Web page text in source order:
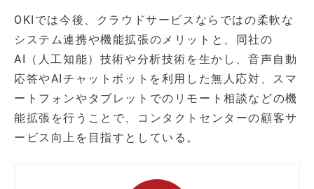
OKIでは今後、クラウドサービスならではの柔軟な
システム連携や機能拡張のメリットと、同社の
AI（人工知能）技術や分析技術を生かし、音声自動
応答やAIチャットボットを利用した無人応対、スマ
ートフォンやタブレットでのリモート相談などの機
能拡張を行うことで、コンタクトセンターの顧客サ
ービス向上を目指すとしている。